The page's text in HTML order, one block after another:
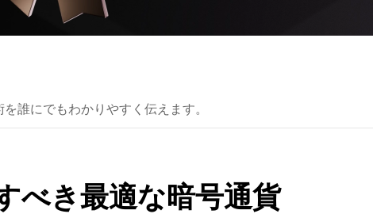
誰にでもわかりやすく伝えます。
べき最適な暗号通貨